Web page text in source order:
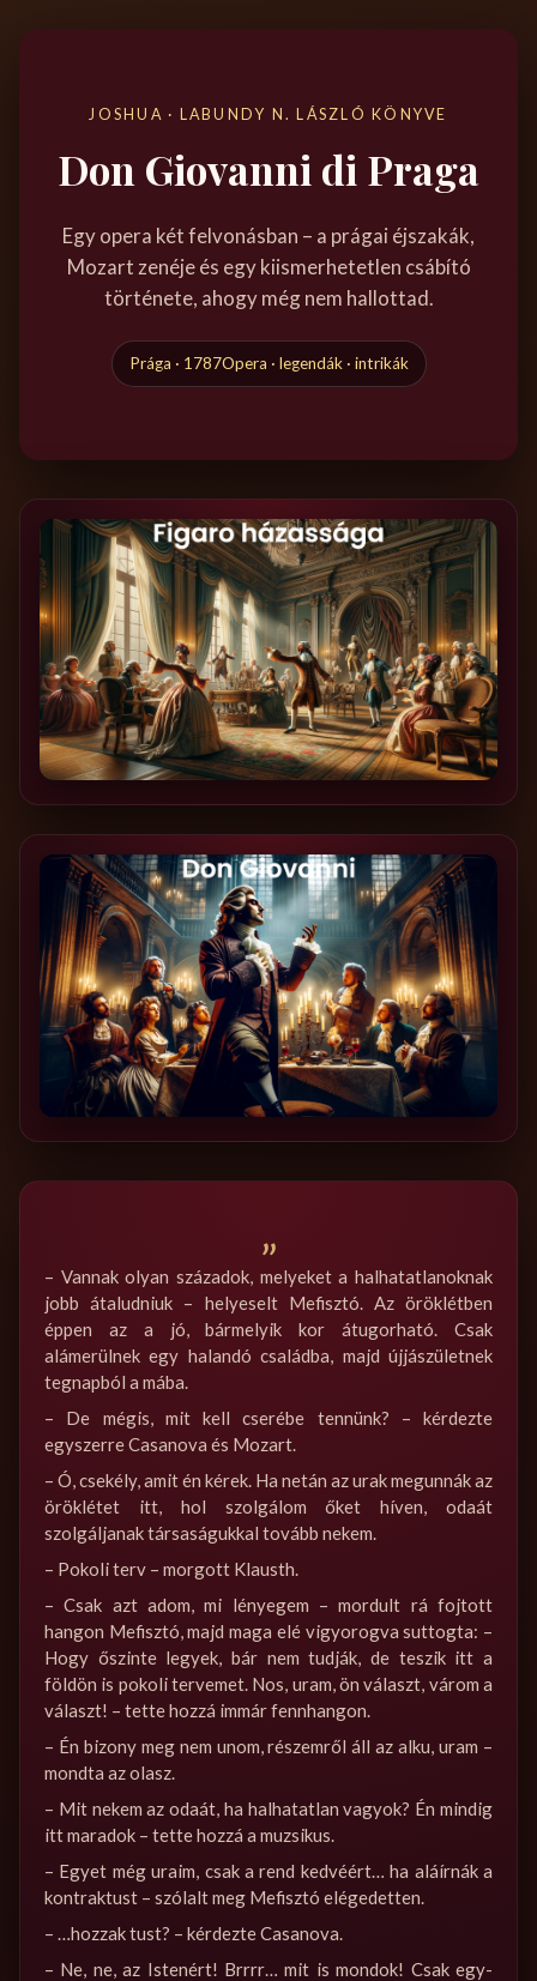
JOSHUA · LABUNDY N. LÁSZLÓ KÖNYVE
Don Giovanni di Praga
Egy opera két felvonásban – a prágai éjszakák,
Mozart zenéje és egy kiismerhetetlen csábító
története, ahogy még nem hallottad.
Prága · 1787Opera · legendák · intrikák
„
– Vannak olyan századok, melyeket a halhatatlanoknak
jobb átaludniuk – helyeselt Mefisztó. Az öröklétben
éppen az a jó, bármelyik kor átugorható. Csak
alámerülnek egy halandó családba, majd újjászületnek
tegnapból a mába.
– De mégis, mit kell cserébe tennünk? – kérdezte
egyszerre Casanova és Mozart.
– Ó, csekély, amit én kérek. Ha netán az urak megunnák az
öröklétet itt, hol szolgálom őket híven, odaát
szolgáljanak társaságukkal tovább nekem.
– Pokoli terv – morgott Klausth.
– Csak azt adom, mi lényegem – mordult rá fojtott
hangon Mefisztó, majd maga elé vigyorogva suttogta: –
Hogy őszinte legyek, bár nem tudják, de teszik itt a
földön is pokoli tervemet. Nos, uram, ön választ, várom a
választ! – tette hozzá immár fennhangon.
– Én bizony meg nem unom, részemről áll az alku, uram –
mondta az olasz.
– Mit nekem az odaát, ha halhatatlan vagyok? Én mindig
itt maradok – tette hozzá a muzsikus.
– Egyet még uraim, csak a rend kedvéért… ha aláírnák a
kontraktust – szólalt meg Mefisztó elégedetten.
– …hozzak tust? – kérdezte Casanova.
– Ne, ne, az Istenért! Brrrr… mit is mondok! Csak egy-